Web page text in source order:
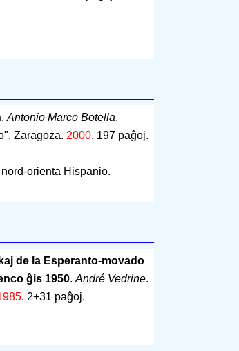
. Antonio Marco Botella.
Zaragoza. 2000. 197 paĝoj.
orienta Hispanio.
de la Esperanto-movado
ĝis 1950. André Vedrine.
. 2+31 paĝoj.